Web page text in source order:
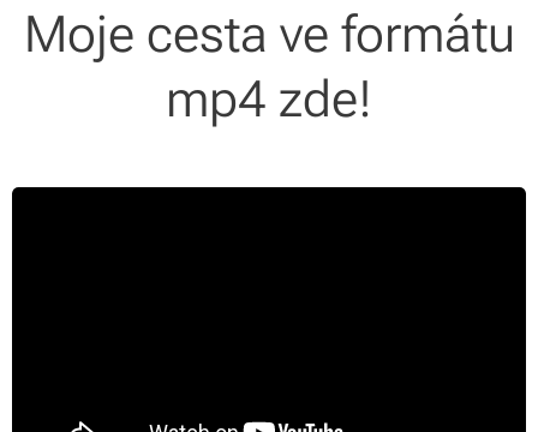
Moje cesta ve formátu
mp4 zde!